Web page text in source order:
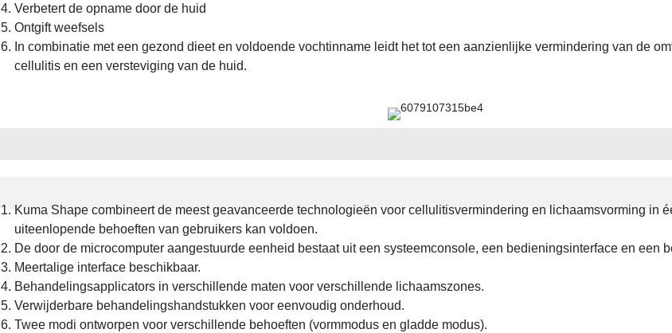
Verbetert de opname door de huid
Ontgift weefsels
In combinatie met een gezond dieet en voldoende vochtinname leidt het tot een aanzienlijke vermindering van de
cellulitis en een versteviging van de huid.
Kuma Shape combineert de meest geavanceerde technologieën voor cellulitisvermindering en lichaamsvorming in
uiteenlopende behoeften van gebruikers kan voldoen.
De door de microcomputer aangestuurde eenheid bestaat uit een systeemconsole, een bedieningsinterface en een
Meertalige interface beschikbaar.
Behandelingsapplicators in verschillende maten voor verschillende lichaamszones.
Verwijderbare behandelingshandstukken voor eenvoudig onderhoud.
Twee modi ontworpen voor verschillende behoeften (vormmodus en gladde modus).